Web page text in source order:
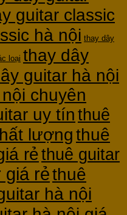
guitar classic
hà nội thay dây
loại thay dây
guitar hà nội
chuyên
uy tínthuê
lượngthuê
rẻthuê guitar
giá rẻthuê
hà nội